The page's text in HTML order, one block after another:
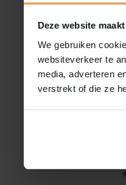
Deze website
We gebruiken
websiteverkeer te
media, adverteren
verstrekt of die ze